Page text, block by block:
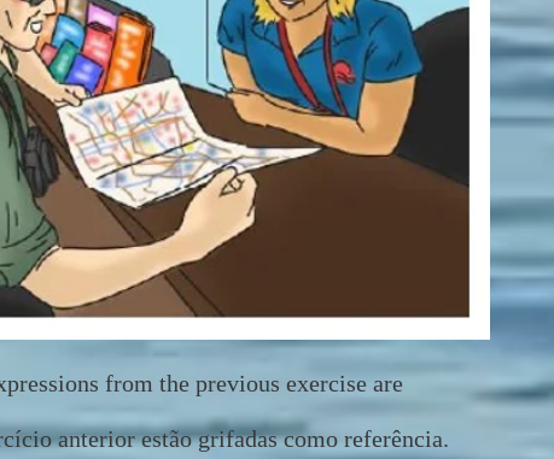
from the previous exercise are
anterior estão grifadas como referência.